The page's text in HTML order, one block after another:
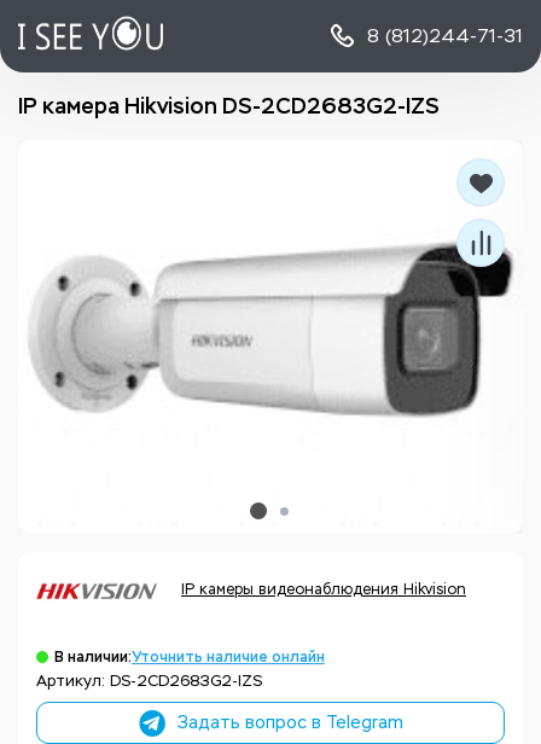
8 (812)244-71-31
IP камера Hikvision DS-2CD2683G2-IZS
IP камеры видеонаблюдения Hikvision
В наличии:Уточнить наличие онлайн
Артикул: DS-2CD2683G2-IZS
Задать вопрос в Telegram